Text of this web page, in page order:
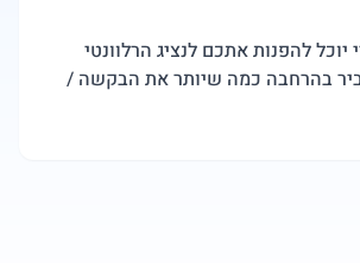
להפנות אתכם לנציג הרלוונטי
בהרחבה כמה שיותר את הבקשה /